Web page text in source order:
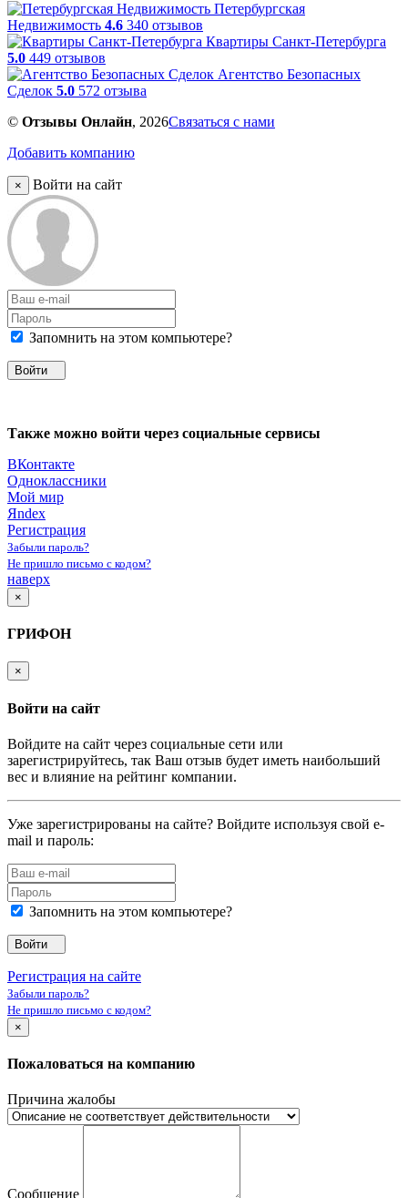
Петербургская
Недвижимость 4.6 340 отзывов
Квартиры Санкт-Петербурга
5.0 449 отзывов
Агентство Безопасных
Сделок 5.0 572 отзыва
© Отзывы Онлайн, 2026Связаться с нами
Добавить компанию
× Войти на сайт
Запомнить на этом компьютере?
Войти
Также можно войти через социальные сервисы
ВКонтакте
Одноклассники
Мой мир
Яndex
Регистрация
Забыли пароль?
Не пришло письмо с кодом?
наверх
×
ГРИФОН
×
Войти на сайт
Войдите на сайт через социальные сети или
зарегистрируйтесь, так Ваш отзыв будет иметь наибольший
вес и влияние на рейтинг компании.
Уже зарегистрированы на сайте? Войдите используя свой e-
mail и пароль:
Запомнить на этом компьютере?
Войти
Регистрация на сайте
Забыли пароль?
Не пришло письмо с кодом?
×
Пожаловаться на компанию
Причина жалобы
Сообщение